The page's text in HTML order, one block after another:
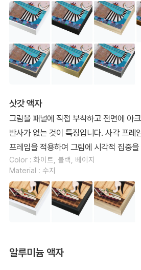
삿갓 액자
그림을 패널에 직접 부착하고 전면에 아
반사가 없는 것이 특징입니다. 사각 프레
프레임을 적용하여 그림에 시각적 집중
Color : 화이트, 블랙, 베이지
Material : 수지
알루미늄 액자